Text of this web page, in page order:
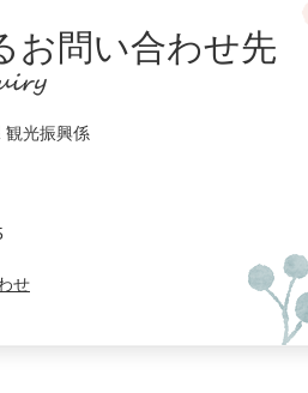
お問い合わせ先
観光振興係
せ